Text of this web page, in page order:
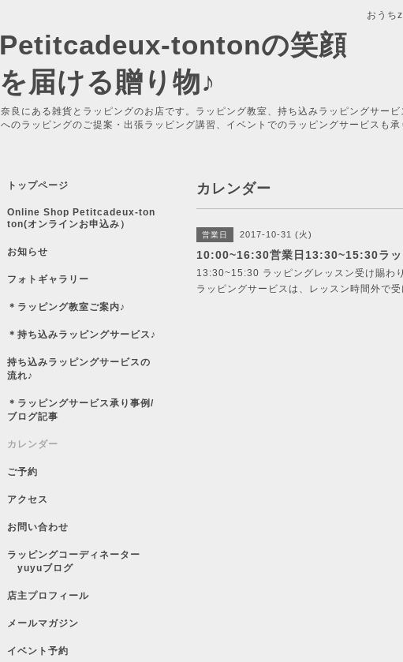
おう
Petitcadeux-tontonの笑顔
を届ける贈り物♪
奈良にある雑貨とラッピングのお店です。ラッピング教室、持ち込みラッピングサー
へのラッピングのご提案・出張ラッピング講習、イベントでのラッピングサービスも承
カレンダー
営業日 2017-10-31 (火)
10:00~16:30営業日13:30~15:30ラッ
13:30~15:30 ラッピングレッスン受け賜
ラッピングサービスは、レッスン時間外で受
トップページ
Online Shop Petitcadeux-ton
ton(オンラインお申込み）
お知らせ
フォトギャラリー
＊ラッピング教室ご案内♪
＊持ち込みラッピングサービス♪
持ち込みラッピングサービスの
流れ♪
＊ラッピングサービス承り事例/
ブログ記事
カレンダー
ご予約
アクセス
お問い合わせ
ラッピングコーディネーター
yuyuブログ
店主プロフィール
メールマガジン
イベント予約